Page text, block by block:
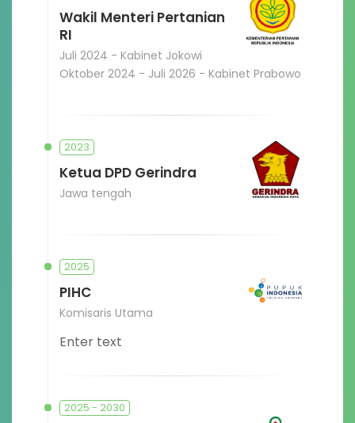
Wakil Menteri Pertanian
RI
Juli 2024 - Kabinet Jokowi
Oktober 2024 - Juli 2026 - Kabinet Prabowo
2023
Ketua DPD Gerindra
Jawa tengah
2025
PIHC
Komisaris Utama
Enter text
2025 - 2030